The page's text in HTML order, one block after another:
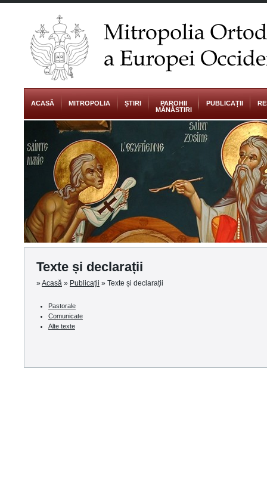
ACASĂ MITROPOLIA ȘTIRI
PAROHII
MĂNĂSTIRI
PUBLICAȚII
Texte și declarații
»Acasă » Publicații » Texte și declarații
Pastorale
Comunicate
Alte texte